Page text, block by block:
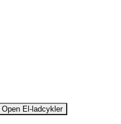
Open El-ladcykler